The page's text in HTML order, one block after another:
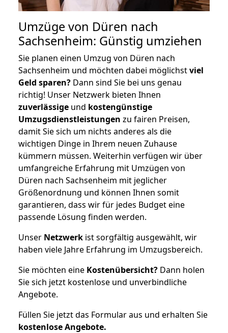
Umzüge von Düren nach
Sachsenheim: Günstig umziehen
Sie planen einen Umzug von Düren nach
Sachsenheim und möchten dabei möglichstviel
Geld sparen? Dann sind Sie bei uns genau
richtig! Unser Netzwerk bieten Ihnen
zuverlässige und kostengünstige
Umzugsdienstleistungen zu fairen Preisen,
damit Sie sich um nichts anderes als die
wichtigen Dinge in Ihrem neuen Zuhause
kümmern müssen. Weiterhin verfügen wir über
umfangreiche Erfahrung mit Umzügen von
Düren nach Sachsenheim mit jeglicher
Größenordnung und können Ihnen somit
garantieren, dass wir für jedes Budget eine
passende Lösung finden werden.
Unser Netzwerk ist sorgfältig ausgewählt, wir
haben viele Jahre Erfahrung im Umzugsbereich.
Sie möchten eine Kostenübersicht? Dann holen
Sie sich jetzt kostenlose und unverbindliche
Angebote.
Füllen Sie jetzt das Formular aus und erhalten Sie
kostenloseAngebote.